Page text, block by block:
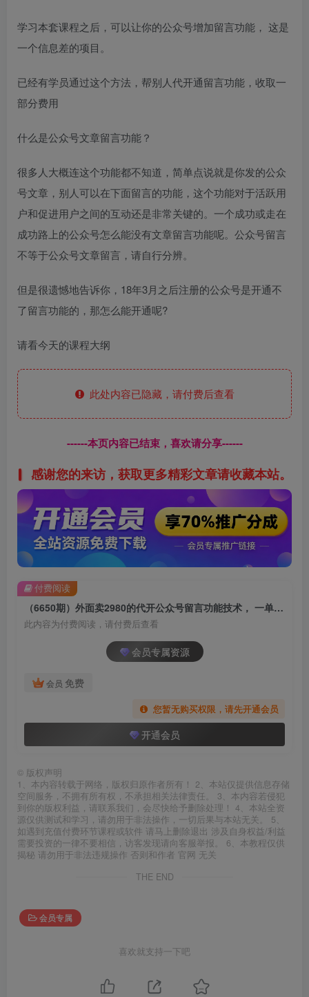
学习本套课程之后，可以让你的公众号增加留言功能， 这是
一个信息差的项目。
已经有学员通过这个方法，帮别人代开通留言功能，收取一
部分费用
什么是公众号文章留言功能？
很多人大概连这个功能都不知道，简单点说就是你发的公众
号文章，别人可以在下面留言的功能，这个功能对于活跃用
户和促进用户之间的互动还是非常关键的。一个成功或走在
成功路上的公众号怎么能没有文章留言功能呢。公众号留言
不等于公众号文章留言，请自行分辨。
但是很遗憾地告诉你，18年3月之后注册的公众号是开通不
了留言功能的，那怎么能开通呢?
请看今天的课程大纲
此处内容已隐藏，请付费后查看
------本页内容已结束，喜欢请分享------
感谢您的来访，获取更多精彩文章请收藏本站。
（6650期）外面卖2980的代开公众号留言功能技术， 一单500-25000+，附超详细操作手册
此内容为付费阅读，请付费后查看
会员专属资源
会员 免费
您暂无购买权限，请先开通会员
开通会员
付费阅读
© 版权声明
1、本内容转载于网络，版权归原作者所有！ 2、本站仅提供信息存储
空间服务，不拥有所有权，不承担相关法律责任。 3、本内容若侵犯
到你的版权利益，请联系我们，会尽快给予删除处理！ 4、本站全资
源仅供测试和学习，请勿用于非法操作，一切后果与本站无关。 5、
如遇到充值付费环节课程或软件 请马上删除退出 涉及自身权益/利益
需要投资的一律不要相信，访客发现请向客服举报。 6、本教程仅供
揭秘 请勿用于非法违规操作 否则和作者 官网 无关
THE END
会员专属
喜欢就支持一下吧